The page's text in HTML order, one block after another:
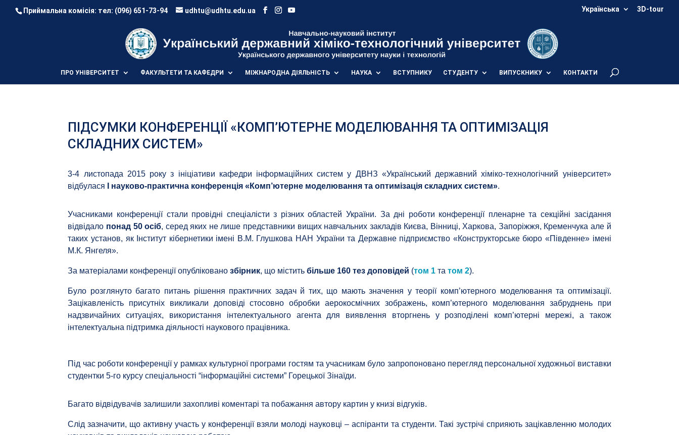
Приймальна комісія: тел: (096) 651-73-94 udhtu@udhtu.edu.ua Українська 3D-tour
ПРО УНІВЕРСИТЕТ ФАКУЛЬТЕТИ ТА КАФЕДРИ МІЖНАРОДНА ДІЯЛЬНІСТЬ НАУКА ВСТУПНИКУ СТУДЕНТУ ВИПУСКНИКУ КОНТАКТИ
ПІДСУМКИ КОНФЕРЕНЦІЇ «КОМП’ЮТЕРНЕ МОДЕЛЮВАННЯ ТА ОПТИМІЗАЦІЯ
СКЛАДНИХ СИСТЕМ»
3-4 листопада 2015 року з ініціативи кафедри інформаційних систем у ДВНЗ «Український державний хіміко-технологічний університет»
відбулася
І науково-практична конференція «Комп’ютерне моделювання та оптимізація складних систем».
Учасниками конференції стали провідні спеціалісти з різних областей України. За дні роботи конференції пленарне та секційні засідання
відвідало понад 50 осіб, серед яких не лише представники вищих навчальних закладів Києва, Вінниці, Харкова, Запоріжжя, Кременчука але й
таких установ, як Інститут кібернетики імені В.М. Глушкова НАН України та Державне підприємство «Конструкторське бюро «Південне» імені
М.К. Янгеля».
За матеріалами конференції опублікованозбірник, що міститьбільше 160 тез доповідей (том 1 татом 2).
Було розглянуто багато питань рішення практичних задач й тих, що мають значення у теорії комп’ютерного моделювання та оптимізації.
Зацікавленість присутніх викликали доповіді стосовно обробки аерокосмічних зображень, комп’ютерного моделювання забруднень при
надзвичайних ситуаціях, використання інтелектуального агента для виявлення вторгнень у розподілені комп’ютерні мережі, а також
інтелектуальна підтримка діяльності наукового працівника.
Під час роботи конференції у рамках культурної програми гостям та учасникам було запропоновано перегляд персональної художньої виставки
студентки 5-го курсу спеціальності “інформаційні системи” Горецької Зінаїди.
Багато відвідувачів залишили захопливі коментарі та побажання автору картин у книзі відгуків.
Слід зазначити, що активну участь у конференції взяли молоді науковці – аспіранти та студенти. Такі зустрічі сприяють зацікавленню молодих